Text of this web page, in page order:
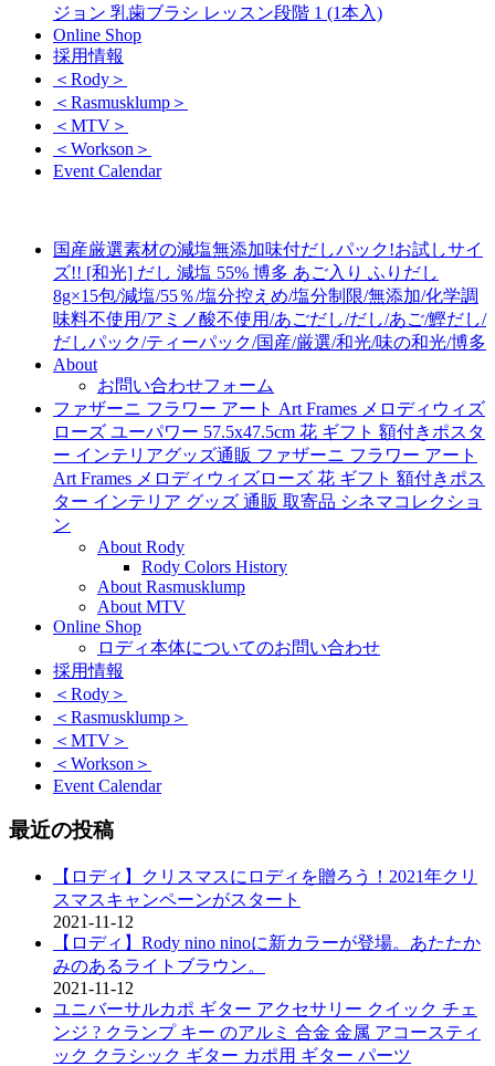
ジョン 乳歯ブラシ レッスン段階 1 (1本入)
Online Shop
採用情報
＜Rody＞
＜Rasmusklump＞
＜MTV＞
＜Workson＞
Event Calendar
国産厳選素材の減塩無添加味付だしパック!お試しサイ
ズ!! [和光] だし 減塩 55% 博多 あご入り ふりだし
8g×15包/減塩/55％/塩分控えめ/塩分制限/無添加/化学調
味料不使用/アミノ酸不使用/あごだし/だし/あご/鰹だし/
だしパック/ティーパック/国産/厳選/和光/味の和光/博多
About
お問い合わせフォーム
ファザーニ フラワー アート Art Frames メロディウィズ
ローズ ユーパワー 57.5x47.5cm 花 ギフト 額付きポスタ
ー インテリアグッズ通販 ファザーニ フラワー アート
Art Frames メロディウィズローズ 花 ギフト 額付きポス
ター インテリア グッズ 通販 取寄品 シネマコレクショ
ン
About Rody
Rody Colors History
About Rasmusklump
About MTV
Online Shop
ロディ本体についてのお問い合わせ
採用情報
＜Rody＞
＜Rasmusklump＞
＜MTV＞
＜Workson＞
Event Calendar
最近の投稿
【ロディ】クリスマスにロディを贈ろう！2021年クリ
スマスキャンペーンがスタート
2021-11-12
【ロディ】Rody nino ninoに新カラーが登場。あたたか
みのあるライトブラウン。
2021-11-12
ユニバーサルカポ ギター アクセサリー クイック チェ
ンジ ? クランプ キー のアルミ 合金 金属 アコースティ
ック クラシック ギター カポ用 ギター パーツ